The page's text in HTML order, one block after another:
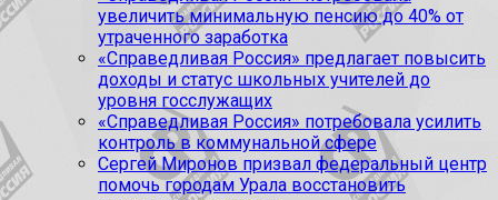
увеличить минимальную пенсию до 40% от
утраченного заработка
«Справедливая Россия» предлагает повысить
доходы и статус школьных учителей до
уровня госслужащих
«Справедливая Россия» потребовала усилить
контроль в коммунальной сфере
Сергей Миронов призвал федеральный центр
помочь городам Урала восстановить